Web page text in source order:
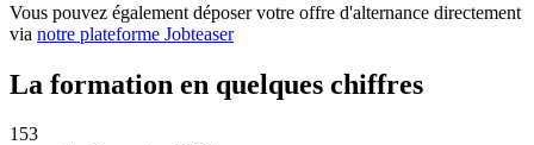
Vous pouvez également déposer votre offre d'alternance directement
via notre plateforme Jobteaser
La formation en quelques chiffres
153